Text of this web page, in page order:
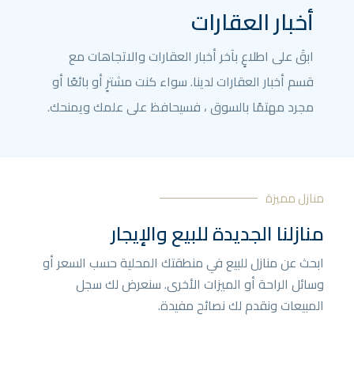
أخبار العقارات
ابقَ على اطلاعٍ بآخر أخبار العقارات والاتجاهات مع
قسم أخبار العقارات لدينا. سواء كنت مشترٍ أو بائعًا أو
مجرد مهتمًا بالسوق ، فسيحافظ على علمك ويمنحك.
منازل مميزة
منازلنا الجديدة للبيع والإيجار
ابحث عن منازل للبيع في منطقتك المحلية حسب السعر أو
وسائل الراحة أو الميزات الأخرى. سنعرض لك سجل
المبيعات ونقدم لك نصائح مفيدة.